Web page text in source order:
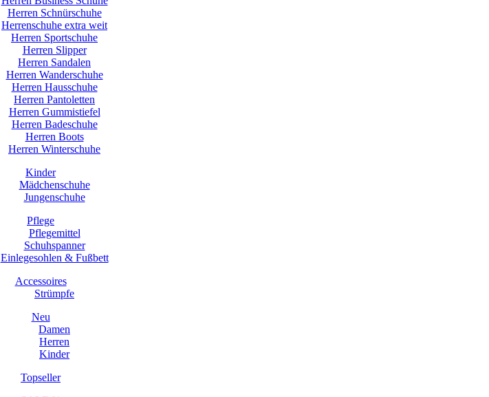
Herren Schnürschuhe
Herrenschuhe extra weit
Herren Sportschuhe
Herren Slipper
Herren Sandalen
Herren Wanderschuhe
Herren Hausschuhe
Herren Pantoletten
Herren Gummistiefel
Herren Badeschuhe
Herren Boots
Herren Winterschuhe
Kinder
Mädchenschuhe
Jungenschuhe
Pflege
Pflegemittel
Schuhspanner
Einlegesohlen & Fußbett
Accessoires
Strümpfe
Neu
Damen
Herren
Kinder
Topseller